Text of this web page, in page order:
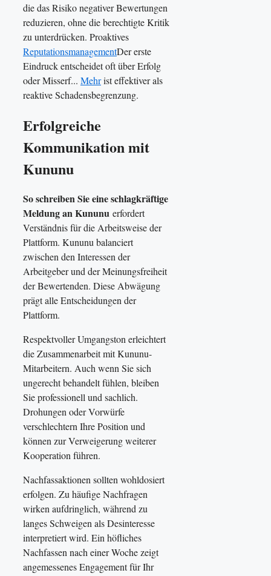
die das Risiko negativer Bewertungen
reduzieren, ohne die berechtigte Kritik
zu unterdrücken. Proaktives
ReputationsmanagementDer erste
Eindruck entscheidet oft über Erfolg
oder Misserf... Mehrist effektiver als
reaktive Schadensbegrenzung.
Erfolgreiche
Kommunikation mit
Kununu
So schreiben Sie eine schlagkräftige
Meldung an Kununu erfordert
Verständnis für die Arbeitsweise der
Plattform. Kununu balanciert
zwischen den Interessen der
Arbeitgeber und der Meinungsfreiheit
der Bewertenden. Diese Abwägung
prägt alle Entscheidungen der
Plattform.
Respektvoller Umgangston erleichtert
die Zusammenarbeit mit Kununu-
Mitarbeitern. Auch wenn Sie sich
ungerecht behandelt fühlen, bleiben
Sie professionell und sachlich.
Drohungen oder Vorwürfe
verschlechtern Ihre Position und
können zur Verweigerung weiterer
Kooperation führen.
Nachfassaktionen sollten wohldosiert
erfolgen. Zu häufige Nachfragen
wirken aufdringlich, während zu
langes Schweigen als Desinteresse
interpretiert wird. Ein höfliches
Nachfassen nach einer Woche zeigt
angemessenes Engagement für Ihr